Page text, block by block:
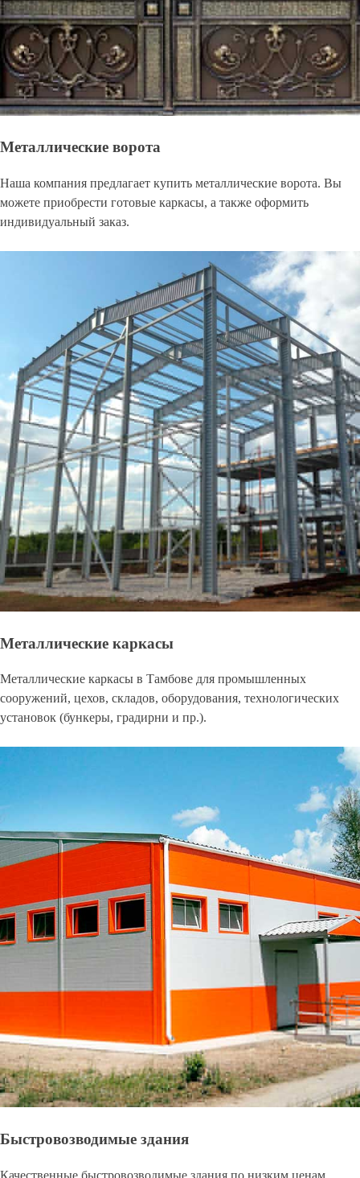
Металлические ворота
Наша компания предлагает купить металлические ворота. Вы
можете приобрести готовые каркасы, а также оформить
индивидуальный заказ.
Металлические каркасы
Металлические каркасы в Тамбове для промышленных
сооружений, цехов, складов, оборудования, технологических
установок (бункеры, градирни и пр.).
Быстровозводимые здания
Качественные быстровозводимые здания по низким ценам.